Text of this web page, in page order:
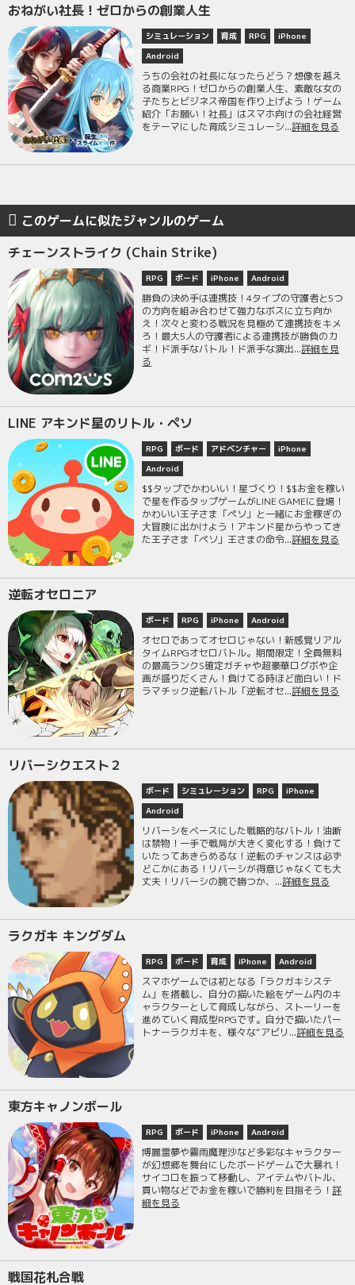
おねがい社長！ゼロからの創業人生
シミュレーション 育成 RPG
iPhone
Android
うちの会社の社長になったらどう？想像を越え
る商業RPG！ゼロからの創業人生、素敵な女の
子たちとビジネス帝国を作り上げよう！ゲーム
紹介「お願い！社長」はスマホ向けの会社経営
をテーマにした育成シミュレーシ...詳細を見る
このゲームに似たジャンルのゲーム
チェーンストライク (Chain Strike)
RPG ボード iPhone Android
勝負の決め手は連携技！4タイプの守護者と5つ
の方向を組み合わせて強力なボスに立ち向か
え！次々と変わる戦況を見極めて連携技をキメ
ろ！最大5人の守護者による連携技が勝負のカ
ギ！ド派手なバトル！ド派手な演出...詳細を見
る
LINE アキンド星のリトル・ペソ
RPG ボード アドベンチャー
iPhone
Android
$$タップでかわいい！星づくり！$$お金を稼い
で星を作るタップゲームがLINE GAMEに登場！
かわいい王子さま「ペソ」と一緒にお金稼ぎの
大冒険に出かけよう！アキンド星からやってき
た王子さま「ペソ」王さまの命令...詳細を見る
逆転オセロニア
ボード RPG iPhone Android
オセロであってオセロじゃない！新感覚リアル
タイムRPGオセロバトル。期間限定！全員無料
の最高ランクS確定ガチャや超豪華ログボや企
画が盛りだくさん！負けてる時ほど面白い！ド
ラマチック逆転バトル「逆転オセ...詳細を見る
リバーシクエスト２
ボード シミュレーション RPG
iPhone
Android
リバーシをベースにした戦略的なバトル！油断
は禁物！一手で戦局が大きく変化する！負けて
いたってあきらめるな！逆転のチャンスは必ず
どこかにある！リバーシが得意じゃなくても大
丈夫！リバーシの腕で勝つか、...詳細を見る
ラクガキ キングダム
RPG ボード 育成 iPhone Android
スマホゲームでは初となる「ラクガキシステ
ム」を搭載し、自分の描いた絵をゲーム内のキ
ャラクターとして育成しながら、ストーリーを
進めていく育成型RPGです。自分で描いたパー
トナーラクガキを、様々な“アビリ...詳細を見る
東方キャノンボール
RPG ボード iPhone Android
博麗霊夢や霧雨魔理沙など多彩なキャラクター
が幻想郷を舞台にしたボードゲームで大暴れ！
サイコロを振って移動し、アイテムやバトル、
買い物などでお金を稼いで勝利を目指そう！詳
細を見る
戦国花札合戦